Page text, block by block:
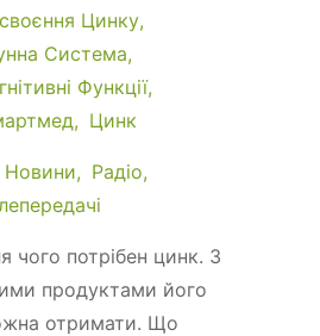
Цинку
Система
Функції
Цинк
Новини
Радіо
чого потрібен цинк. З
продуктами його
отримати. Що